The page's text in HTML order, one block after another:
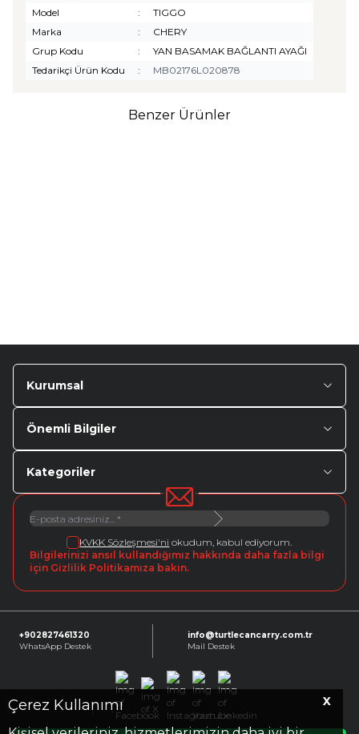
X
Çerez Kullanımı
Model
:
TIGGO
Marka
:
CHERY
Grup Kodu
:
YAN BASAMAK BAĞLANTI AYAĞI
Tedarikçi Ürün Kodu
: MB02176L020878
Benzer Ürünler
Kurumsal
Önemli Bilgiler
Kategoriler
KVKK Sözleşmesi'ni okudum, kabul ediyorum.
Bilgilerinizi ansıl kullandığımız hakkında daha fazla bilgi
için Gizlilik Politikamıza bakın.
+902827461320
WhatsApp Destek
info@turtlecancarry.com.tr
Mail Destek
Facebook
X InstagramYoutube